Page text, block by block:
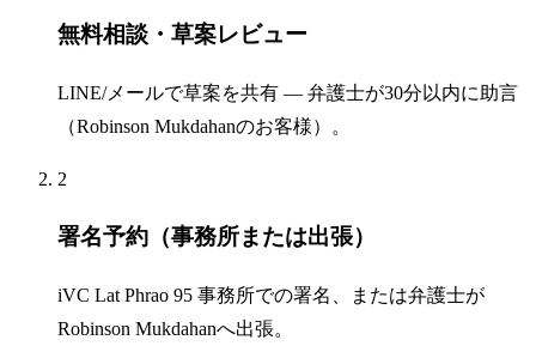
無料相談・草案レビュー
LINE/メールで草案を共有 — 弁護士が30分以内に助言
（Robinson Mukdahanのお客様）。
2
署名予約（事務所または出張）
iVC Lat Phrao 95 事務所での署名、または弁護士が
Robinson Mukdahanへ出張。